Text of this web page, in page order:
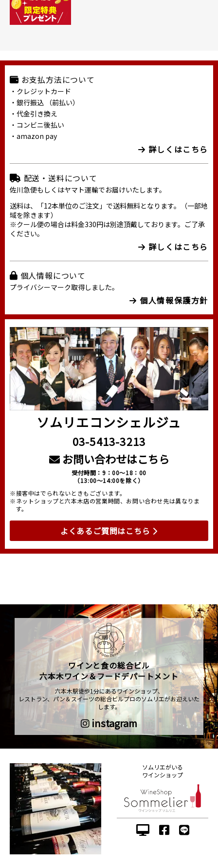
お支払方法について
・クレジットカード
・銀行振込 （前払い）
・代金引き換え
・コンビニ後払い
・amazon pay
詳しくはこちら
配送・送料について
佐川急便もしくはヤマト運輸でお届けいたします。
送料は、「12本単位のご注文」で送料無料となります。（一部地
域を除きます）
※クール便の場合は料金330円は別途頂戴しております。ご了承
ください。
詳しくはこちら
個人情報について
プライバシーマーク取得しました。
個人情報保護方針
ソムリエコンシェルジュ
03-5413-3213
お問い合わせはこちら
受付時間：9：00～18：00
（13:00～14:00を除く）
※接客中はでられないときもございます。
※ネットショップと六本木店の営業時間、お問い合わせ先は異なりま
す。
よくあるご質問はこちら
ワインと食の総合ビル
六本木ワイン＆フードデパートメント
六本木駅徒歩1分にあるワインショップ、
レストラン、パン＆スイーツの総合ビルプロのソムリエがお迎えいた
します。
instagram
ソムリエがいる
ワインショップ